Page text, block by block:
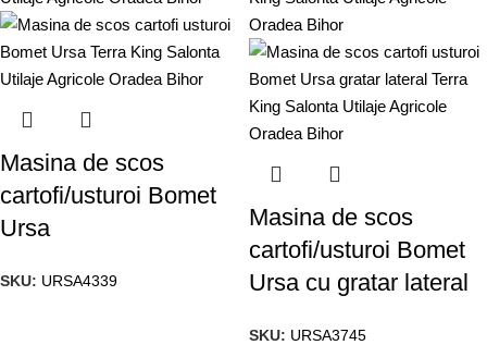
Masina de scos
cartofi/usturoi Bomet
Ursa
SKU: URSA4339
Masina de scos
cartofi/usturoi Bomet
Ursa cu gratar lateral
SKU: URSA3745